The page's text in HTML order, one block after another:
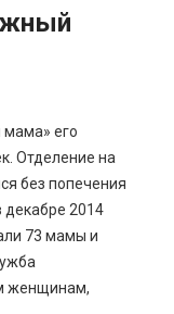
его
Отделение на
без попечения
декабре 2014
73 мамы и
женщинам,